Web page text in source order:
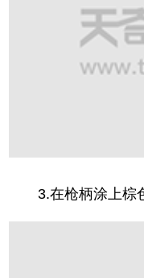
3.在枪柄涂上棕色